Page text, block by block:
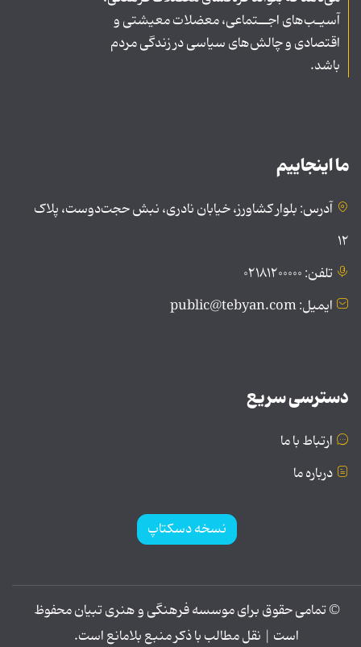
آسیـب‌های اجــتماعی، معضلات معیشتی و
اقتصادی و چالش‌های سیاسی در زندگی مردم
باشد.
ما اینجاییم
آدرس: بلوار کشاورز، خیابان نادری، نبش حجت‌دوست، پلاک
۱۲
تلفن: ۰۲۱۸۱۲۰۰۰۰۰
ایمیل: public@tebyan.com
دسترسی سریع
ارتباط با ما
درباره ما
نسخه دسکتاپ
© تمامی حقوق برای موسسه فرهنگی و هنری تبیان محفوظ
است | نقل مطالب با ذکر منبع بلامانع است.